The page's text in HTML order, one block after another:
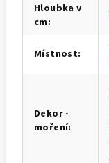
Hloubka v
cm:
Místnost:
Dekor -
moření: